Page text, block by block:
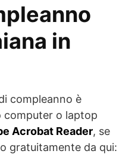
in
compleanno è
computer o laptop
Acrobat Reader, se
gratuitamente da qui: